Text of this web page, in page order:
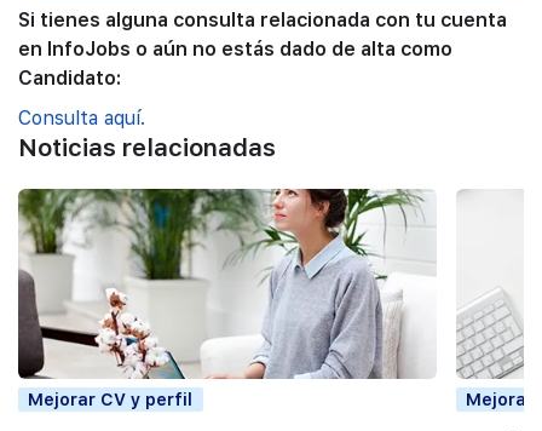
Si tienes alguna consulta relacionada con tu cuenta
en InfoJobs o aún no estás dado de alta como
Candidato:
Consulta aquí.
Noticias relacionadas
Mejorar CV y perfil Mejorar